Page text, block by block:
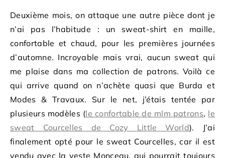
Deuxième mois, on attaque une autre pièce dont je
n’ai pas l’habitude : un sweat-shirt en maille,
confortable et chaud, pour les premières journées
d’automne. Incroyable mais vrai, aucun sweat qui
me plaise dans ma collection de patrons. Voilà ce
qui arrive quand on n’achète quasi que Burda et
Modes & Travaux. Sur le net, j’étais tentée par
plusieurs modèles (le confortable de mlm patrons, le
sweat Courcelles de Cozy Little World). J’ai
finalement opté pour le sweat Courcelles, car il est
vendu avec la veste Monceau, qui pourrait toujours